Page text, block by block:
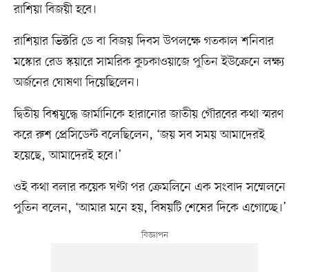
রাশিয়া বিজয়ী হবে।
রাশিয়ার ভিক্টরি ডে বা বিজয় দিবস উপলক্ষে গতকাল শনিবার
মস্কোর রেড স্কয়ারে সামরিক কুচকাওয়াজে পুতিন ইউক্রেনে লক্ষ্য
অর্জনের ঘোষণা দিয়েছিলেন।
দ্বিতীয় বিশ্বযুদ্ধে জার্মানিকে হারানোর জাতীয় গৌরবের কথা স্মরণ
করে রুশ প্রেসিডেন্ট বলেছিলেন, ‘জয় সব সময় আমাদেরই
হয়েছে, আমাদেরই হবে।’
ওই কথা বলার কয়েক ঘণ্টা পর ক্রেমলিনে এক সংবাদ সম্মেলনে
পুতিন বলেন, ‘আমার মনে হয়, বিষয়টি শেষের দিকে এগোচ্ছে।’